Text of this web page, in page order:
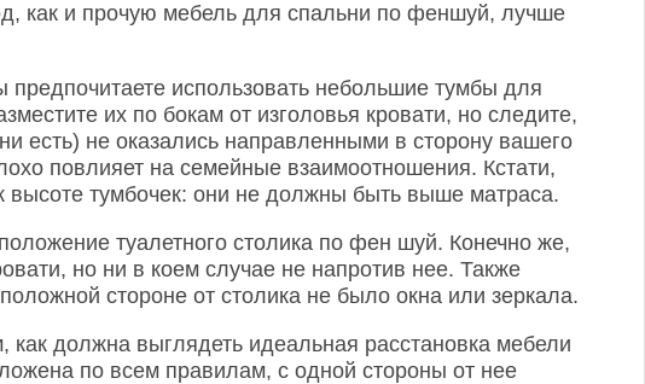
как и прочую мебель для спальни по феншуй, лучше
предпочитаете использовать небольшие тумбы для
их по бокам от изголовья кровати, но следите,
есть) не оказались направленными в сторону вашего
повлияет на семейные взаимоотношения. Кстати,
высоте тумбочек: они не должны быть выше матраса.
туалетного столика по фен шуй. Конечно же,
но ни в коем случае не напротив нее. Также
стороне от столика не было окна или зеркала.
должна выглядеть идеальная расстановка мебели
по всем правилам, с одной стороны от нее